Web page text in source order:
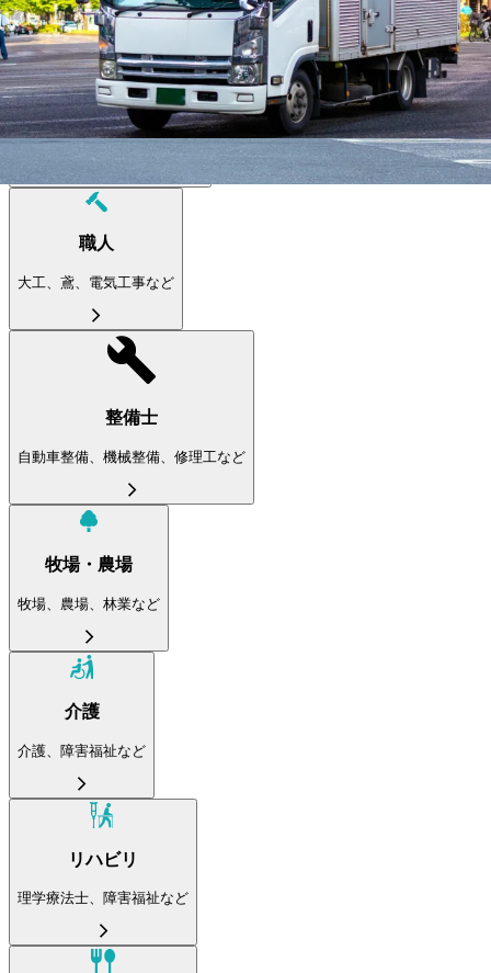
製造職
オペレーター・品質管理など
職人
大工、鳶、電気工事など
整備士
自動車整備、機械整備、修理工など
牧場・農場
牧場、農場、林業など
介護
介護、障害福祉など
リハビリ
理学療法士、障害福祉など